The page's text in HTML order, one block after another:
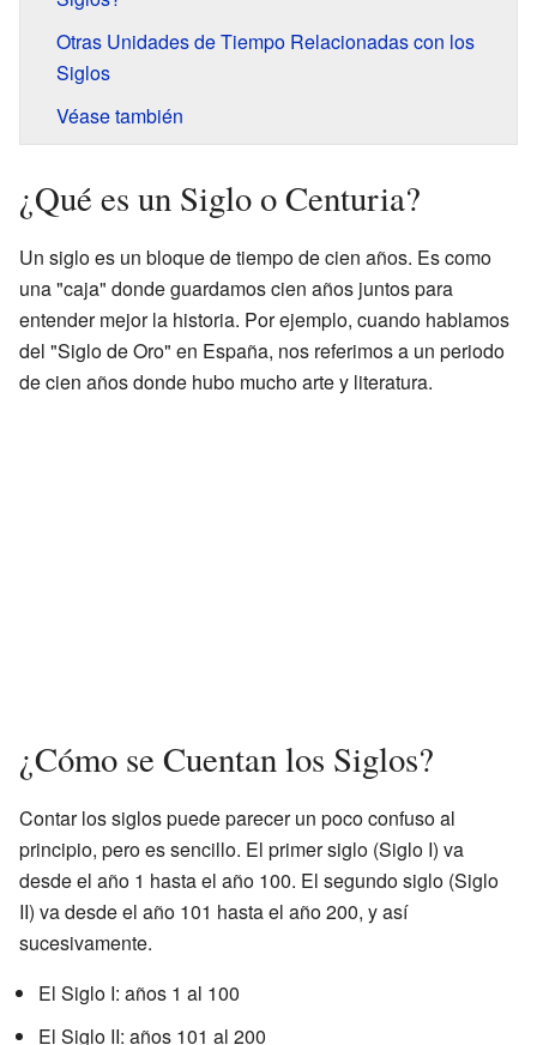
Otras Unidades de Tiempo Relacionadas con los
Siglos
Véase también
¿Qué es un Siglo o Centuria?
Un siglo es un bloque de tiempo de cien años. Es como
una "caja" donde guardamos cien años juntos para
entender mejor la historia. Por ejemplo, cuando hablamos
del "Siglo de Oro" en España, nos referimos a un periodo
de cien años donde hubo mucho arte y literatura.
¿Cómo se Cuentan los Siglos?
Contar los siglos puede parecer un poco confuso al
principio, pero es sencillo. El primer siglo (Siglo I) va
desde el año 1 hasta el año 100. El segundo siglo (Siglo
II) va desde el año 101 hasta el año 200, y así
sucesivamente.
El Siglo I: años 1 al 100
El Siglo II: años 101 al 200